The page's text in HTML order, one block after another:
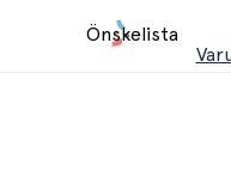
Önskelista